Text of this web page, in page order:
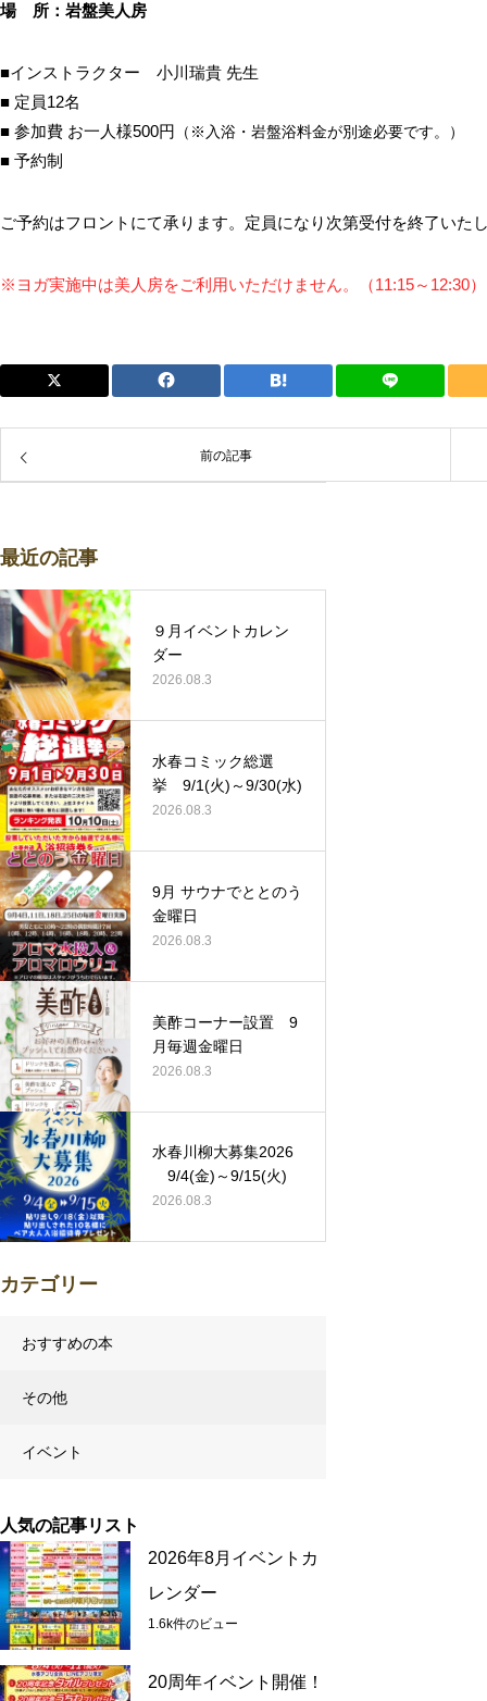
場 所：岩盤美人房
■インストラクター 小川瑞貴 先生
■ 定員12名
■ 参加費 お一人様500円 （※入浴・岩盤浴料金が別途必要です。）
■ 予約制
ご予約はフロントにて承ります。定員になり次第受付を終了いた
※ヨガ実施中は美人房をご利用いただけません。（11:15～12:30）
前の記事
最近の記事
９月イベントカレン
ダー
2026.08.3
水春コミック総選
挙 9/1(火)～9/30(水)
2026.08.3
9月 サウナでととのう
金曜日
2026.08.3
美酢コーナー設置 9
月毎週金曜日
2026.08.3
水春川柳大募集2026
9/4(金)～9/15(火)
2026.08.3
カテゴリー
おすすめの本
その他
イベント
人気の記事リスト
2026年8月イベントカ
レンダー
1.6k件のビュー
20周年イベント開催！